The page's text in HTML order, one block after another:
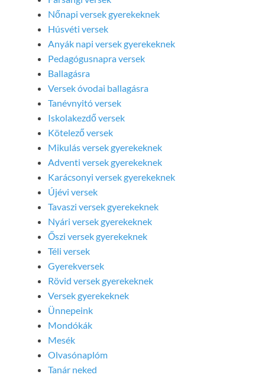
Nőnapi versek gyerekeknek
Húsvéti versek
Anyák napi versek gyerekeknek
Pedagógusnapra versek
Ballagásra
Versek óvodai ballagásra
Tanévnyitó versek
Iskolakezdő versek
Kötelező versek
Mikulás versek gyerekeknek
Adventi versek gyerekeknek
Karácsonyi versek gyerekeknek
Újévi versek
Tavaszi versek gyerekeknek
Nyári versek gyerekeknek
Őszi versek gyerekeknek
Téli versek
Gyerekversek
Rövid versek gyerekeknek
Versek gyerekeknek
Ünnepeink
Mondókák
Mesék
Olvasónaplóm
Tanár neked